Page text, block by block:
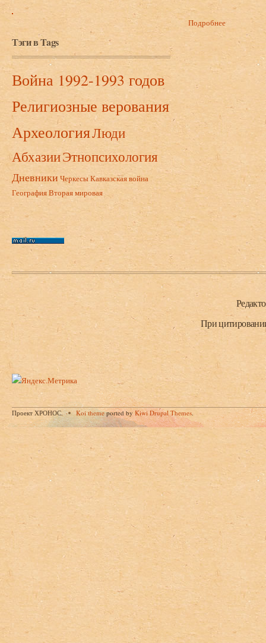
Тэги в Tags
Война 1992-1993 годов
Религиозные верования
АрхеологияЛюди
АбхазииЭтнопсихология
Дневники ЧеркесыКавказская война
ГеографияВторая мировая
Подробнее о Гожба
Нижний колонтитул
При
Проект ХРОНОС. Koi themeported byKiwi Drupal Themes.